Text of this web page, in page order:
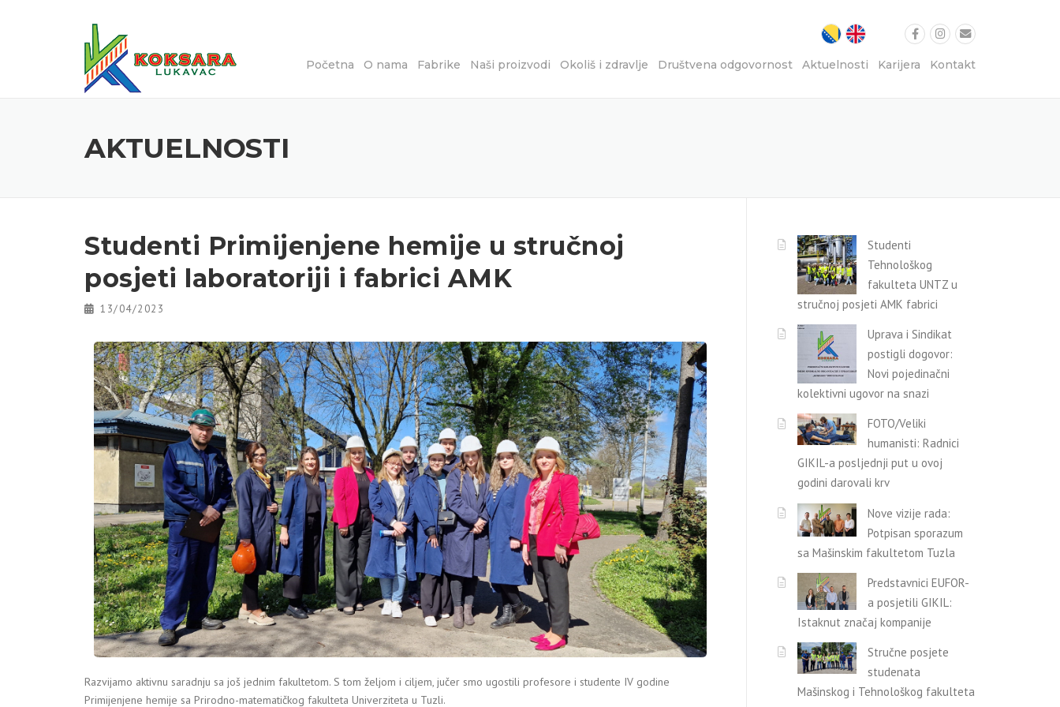
Početna O nama Fabrike Naši proizvodi Okoliš i zdravlje Društvena odgovornost Aktuelnosti Karijera Kontakt
AKTUELNOSTI
Studenti Primijenjene hemije u stručnoj
posjeti laboratoriji i fabrici AMK
13/04/2023
Razvijamo aktivnu saradnju sa još jednim fakultetom. S tom željom i ciljem, jučer smo ugostili profesore i studente IV godine
Primijenjene hemije sa Prirodno-matematičkog fakulteta Univerziteta u Tuzli.
Studenti
Tehnološkog
fakulteta UNTZ u
stručnoj posjeti AMK fabrici
Uprava i Sindikat
postigli dogovor:
Novi pojedinačni
kolektivni ugovor na snazi
FOTO/Veliki
humanisti: Radnici
GIKIL-a posljednji put u ovoj
godini darovali krv
Nove vizije rada:
Potpisan sporazum
sa Mašinskim fakultetom Tuzla
Predstavnici EUFOR-
a posjetili GIKIL:
Istaknut značaj kompanije
Stručne posjete
studenata
Mašinskog i Tehnološkog fakulteta